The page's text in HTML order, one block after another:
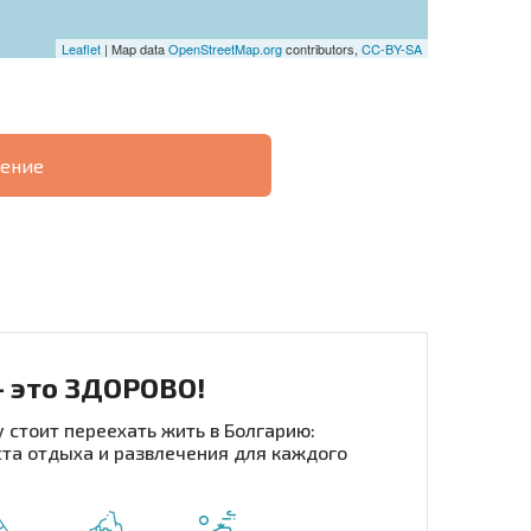
Leaflet | Map dataOpenStreetMap.orgcontributors, CC-BY-SA
| Нажимая кнопку, вы разрешаете
это ЗДОРОВО!
переехать жить в Болгарию:
отдыха и развлечения для каждого